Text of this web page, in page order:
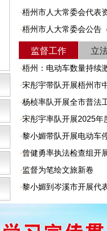
·梧州市人大常委会代表
·梧州市人大常委会公告
监督工作 立
·梧州：电动车数量持
·宋彤宇带队开展梧州市
·杨桢率队开展全市普法
·宋彤宇率队开展2025年
·黎小媚带队开展电动车
·曾健勇率执法检查组开
·监督为笔绘文旅新卷
·黎小媚到岑溪市开展代